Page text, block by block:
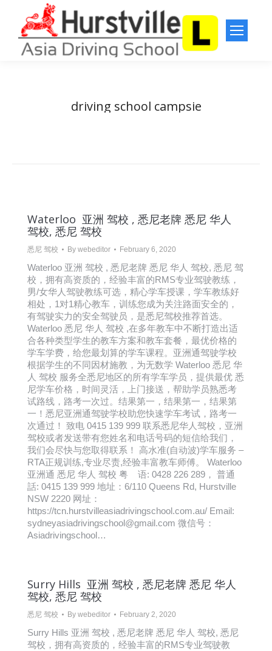
driving school campsie
Waterloo 亚洲 驾校 , 悉尼老牌 悉尼 华人
驾校, 悉尼 驾校
悉尼 驾校 By webeditor February 6, 2020
Waterloo 亚洲 驾校 , 悉尼老牌 悉尼 华人 驾校, 悉尼 驾
校，拥有高资质的，经验丰富的RMS专业驾驶教练，
男/女华人驾驶教练可选，精心学车授课，学车教练好
相处，1对1精心教车，训练您成为关注路面安全的，
有驾驶实力的安全驾驶员，是悉尼驾校推荐首选。
Waterloo 悉尼 华人 驾校 ,在多年教车中不断打造出适
合各种类型学生的教车方案和教车套餐，最优价格的
学车学费，给您最划算的学车课程。亚洲通驾驶学校
根据学生的不同因材施教，为无数学 Waterloo 悉尼 华
人 驾校 服务全悉尼地区的所有学车学员，提供最优 悉
尼学车价格，时间灵活，上门接送，帮助学员熟悉考
试路线，路考一次过。结果第一，结果第一，结果第
一！悉尼亚洲通驾驶学校助您快速学车考试，路考一
次通过！ 致电 0415 139 999 联系悉尼华人驾校，亚洲
驾校或者发送带有您姓名和电话号码的短信给我们，
我们会尽快与您取得联系！ 高水准(自动波)学车服务 –
RTA正规训练,专业尽责,经验丰富教车师傅。 Waterloo
亚洲通 悉尼 华人 驾校 粤 语: 0428 226 289， 普通
話: 0415 139 999 地址：6/110 Queens Rd, Hurstville
NSW 2220 网址：
https://tcn.hurstvilleasiadrivingschool.com.au/ Email:
sydneyasiadrivingschool@gmail.com 微信号：
Asiadrivingschool…
Surry Hills 亚洲 驾校 , 悉尼老牌 悉尼 华人
驾校, 悉尼 驾校
悉尼 驾校 By webeditor February 2, 2020
Surry Hills 亚洲 驾校 , 悉尼老牌 悉尼 华人 驾校, 悉尼
驾校，拥有高资质的，经验丰富的RMS专业驾驶教